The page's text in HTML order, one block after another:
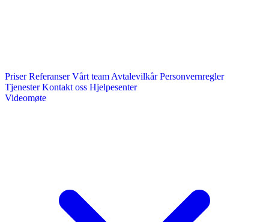
Priser Referanser Vårt team Avtalevilkår Personvernregler
Tjenester Kontakt oss Hjelpesenter
Videomøte